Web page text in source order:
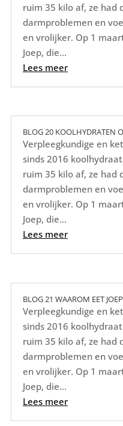
ruim 35 kilo af, ze had
darmproblemen en
en vrolijker. Op 1
Joep, die...
Lees meer
BLOG 20 KOOLHYDRATEN
Verpleegkundige en
sinds 2016
ruim 35 kilo af, ze had
darmproblemen en
en vrolijker. Op 1
Joep, die...
Lees meer
BLOG 21 WAAROM EET
Verpleegkundige en
sinds 2016
ruim 35 kilo af, ze had
darmproblemen en
en vrolijker. Op 1
Joep, die...
Lees meer